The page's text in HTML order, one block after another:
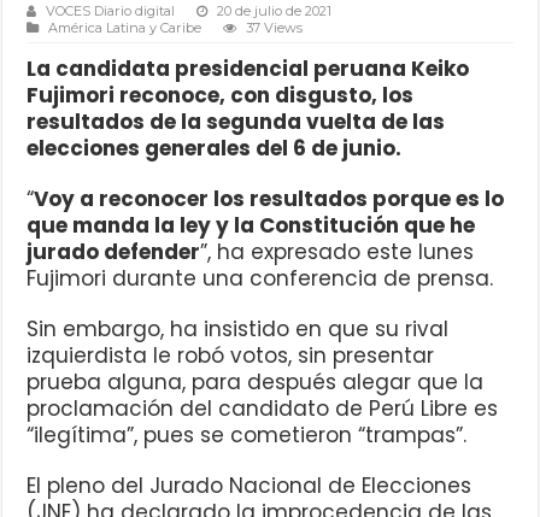
VOCES Diario digital
20 de julio de 2021
América Latina y Caribe
37 Views
La candidata presidencial peruana Keiko
Fujimori reconoce, con disgusto, los
resultados de la segunda vuelta de las
elecciones generales del 6 de junio.
“Voy a reconocer los resultados porque es lo
que manda la ley y la Constitución que he
jurado defender”, ha expresado este lunes
Fujimori durante una conferencia de prensa.
Sin embargo, ha insistido en que su rival
izquierdista le robó votos, sin presentar
prueba alguna, para después alegar que la
proclamación del candidato de Perú Libre es
“ilegítima”, pues se cometieron “trampas”.
El pleno del Jurado Nacional de Elecciones